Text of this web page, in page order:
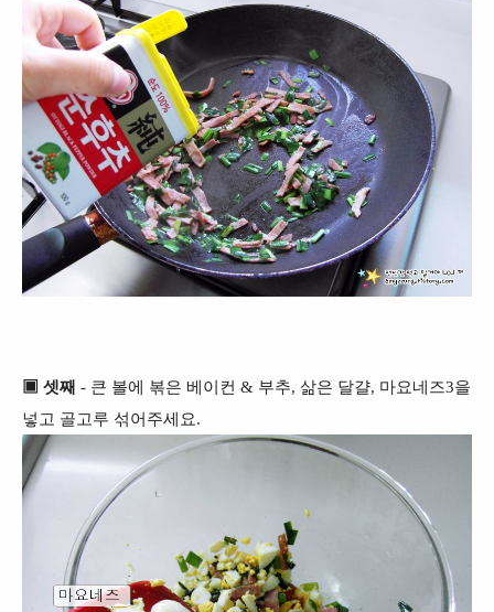
▣ 셋째 - 큰 볼에 볶은 베이컨 & 부추, 삶은 달걀, 마요네즈3을
넣고 골고루 섞어주세요.